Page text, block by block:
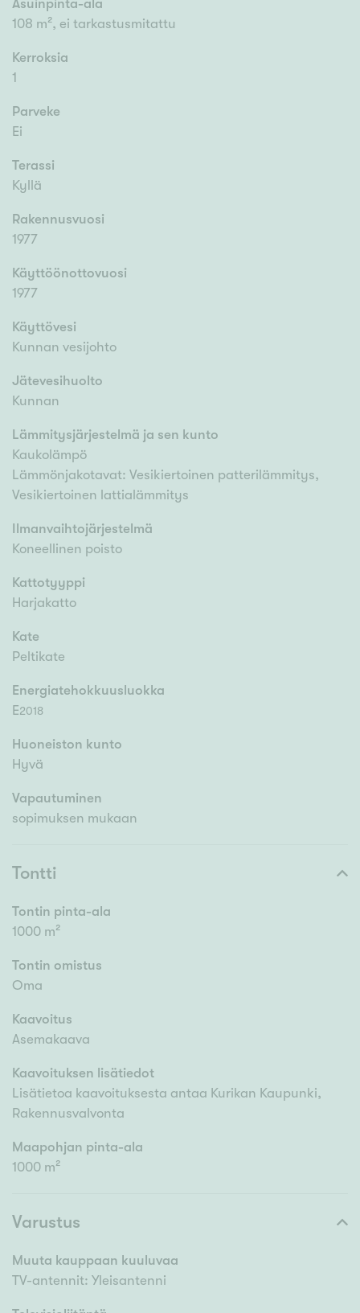
Asuinpinta-ala
108 m², ei tarkastusmitattu
Kerroksia
1
Parveke
Ei
Terassi
Kyllä
Rakennusvuosi
1977
Käyttöönottovuosi
1977
Käyttövesi
Kunnan vesijohto
Jätevesihuolto
Kunnan
Lämmitysjärjestelmä ja sen kunto
Kaukolämpö
Lämmönjakotavat: Vesikiertoinen patterilämmitys,
Vesikiertoinen lattialämmitys
Ilmanvaihtojärjestelmä
Koneellinen poisto
Kattotyyppi
Harjakatto
Kate
Peltikate
Energiatehokkuusluokka
E2018
Huoneiston kunto
Hyvä
Vapautuminen
sopimuksen mukaan
Tontti
Tontin pinta-ala
1000 m²
Tontin omistus
Oma
Kaavoitus
Asemakaava
Kaavoituksen lisätiedot
Lisätietoa kaavoituksesta antaa Kurikan Kaupunki,
Rakennusvalvonta
Maapohjan pinta-ala
1000 m²
Varustus
Muuta kauppaan kuuluvaa
TV-antennit: Yleisantenni